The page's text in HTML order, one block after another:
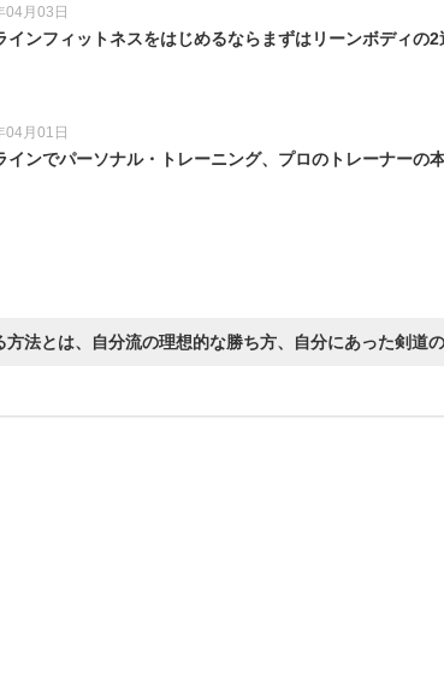
04月03日
インフィットネスをはじめるならまずはリーンボディの
04月01日
インでパーソナル・トレーニング、プロのトレーナーの
方法とは、自分流の理想的な勝ち方、自分にあった剣道